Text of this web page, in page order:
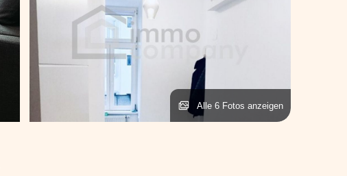
Alle 6 Fotos anzeigen